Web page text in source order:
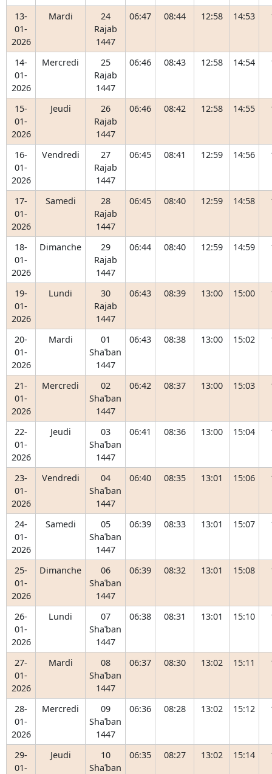
13-
01-
2026
Mardi
24
Rajab
1447
06:47 08:44 12:58 14:53
14-
01-
2026
Mercredi
25
Rajab
1447
06:46 08:43 12:58 14:54
15-
01-
2026
Jeudi
26
Rajab
1447
06:46 08:42 12:58 14:55
16-
01-
2026
Vendredi
27
Rajab
1447
06:45 08:41 12:59 14:56
17-
01-
2026
Samedi
28
Rajab
1447
06:45 08:40 12:59 14:58
18-
01-
2026
Dimanche
29
Rajab
1447
06:44 08:40 12:59 14:59
19-
01-
2026
Lundi
30
Rajab
1447
06:43 08:39 13:00 15:00
20-
01-
2026
Mardi
01
Shaʿban
1447
06:43 08:38 13:00 15:02
21-
01-
2026
Mercredi
02
Shaʿban
1447
06:42 08:37 13:00 15:03
22-
01-
2026
Jeudi
03
Shaʿban
1447
06:41 08:36 13:00 15:04
23-
01-
2026
Vendredi
04
Shaʿban
1447
06:40 08:35 13:01 15:06
24-
01-
2026
Samedi
05
Shaʿban
1447
06:39 08:33 13:01 15:07
25-
01-
2026
Dimanche
06
Shaʿban
1447
06:39 08:32 13:01 15:08
26-
01-
2026
Lundi
07
Shaʿban
1447
06:38 08:31 13:01 15:10
27-
01-
2026
Mardi
08
Shaʿban
1447
06:37 08:30 13:02 15:11
28-
01-
2026
Mercredi
09
Shaʿban
1447
06:36 08:28 13:02 15:12
29-
01-
Jeudi
10
Shaʿban
06:35 08:27 13:02 15:14